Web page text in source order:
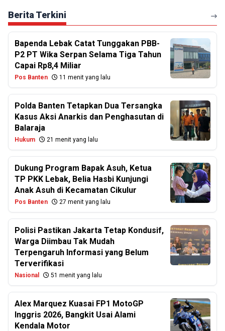
Berita Terkini
Bapenda Lebak Catat Tunggakan PBB-
P2 PT Wika Serpan Selama Tiga Tahun
Capai Rp8,4 Miliar
Pos Banten 11 menit yang lalu
Polda Banten Tetapkan Dua Tersangka
Kasus Aksi Anarkis dan Penghasutan di
Balaraja
Hukum 21 menit yang lalu
Dukung Program Bapak Asuh, Ketua
TP PKK Lebak, Belia Hasbi Kunjungi
Anak Asuh di Kecamatan Cikulur
Pos Banten 27 menit yang lalu
Polisi Pastikan Jakarta Tetap Kondusif,
Warga Diimbau Tak Mudah
Terpengaruh Informasi yang Belum
Terverifikasi
Nasional 51 menit yang lalu
Alex Marquez Kuasai FP1 MotoGP
Inggris 2026, Bangkit Usai Alami
Kendala Motor